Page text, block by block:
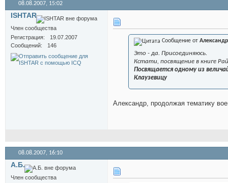
08.08.2007, 15:02
ISHTAR
Член сообщества
Регистрация
19.07.2007
Сообщений
146
Сообщение от
Это - да. Присоединяюсь.
Кстати, посвящение в книге
Посвящается одному из
Клаузевицу
Александр, продолжая тематику
08.08.2007, 16:10
А.Б.
Член сообщества